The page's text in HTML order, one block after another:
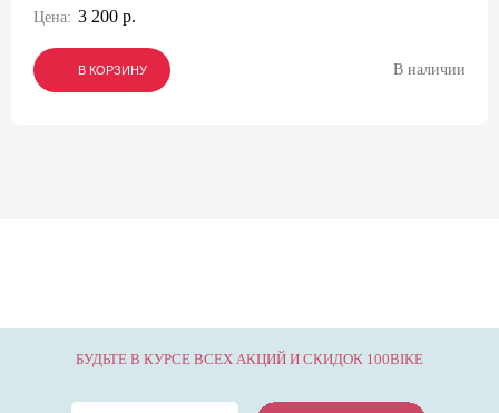
Цена: 3 200 р.
В КОРЗИНУ
В КОРЗИНУ
В КОРЗИНУ В наличии
БУДЬТЕ В КУРСЕ ВСЕХ АКЦИЙ И СКИДОК 100BIKE